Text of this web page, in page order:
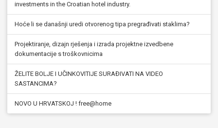
investments in the Croatian hotel industry.
Hoće li se današnji uredi otvorenog tipa pregrađivati staklima?
Projektiranje, dizajn rješenja i izrada projektne izvedbene
dokumentacije s troškovnicima
ŽELITE BOLJE I UČINKOVITIJE SURAĐIVATI NA VIDEO
SASTANCIMA?
NOVO U HRVATSKOJ ! free@home